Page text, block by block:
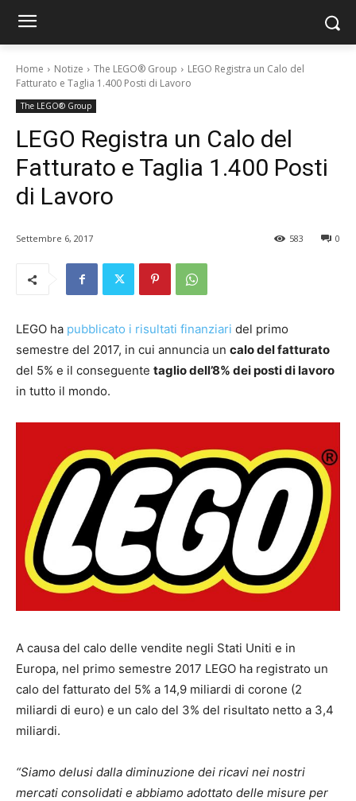
Home Notize The LEGO® Group
LEGO Registra un Calo del
Fatturato e Taglia 1.400 Posti di Lavoro
The LEGO® Group
LEGO Registra un Calo del
Fatturato e Taglia 1.400 Posti
di Lavoro
Settembre 6, 2017 0
583
LEGO ha pubblicato i risultati finanziari del primo
semestre del 2017, in cui annuncia un calo del fatturato
del 5% e il conseguente taglio dell’8% dei posti di lavoro
in tutto il mondo.
A causa del calo delle vendite negli Stati Uniti e in
Europa, nel primo semestre 2017 LEGO ha registrato un
calo del fatturato del 5% a 14,9 miliardi di corone (2
miliardi di euro) e un calo del 3% del risultato netto a 3,4
miliardi.
“Siamo delusi dalla diminuzione dei ricavi nei nostri
mercati consolidati e abbiamo adottato delle misure per